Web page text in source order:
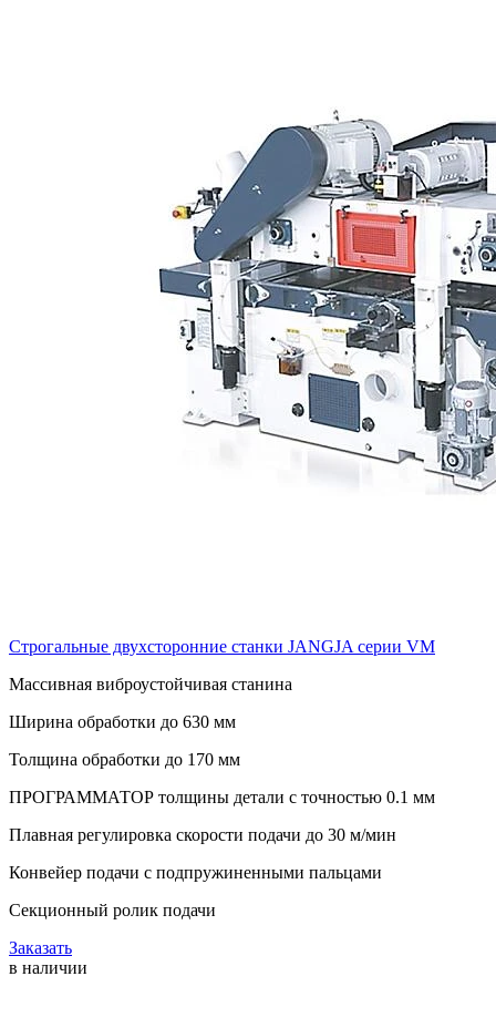
Строгальные двухсторонние станки JANGJA серии VM
Массивная виброустойчивая станина
Ширина обработки до 630 мм
Толщина обработки до 170 мм
ПРОГРАММАТОР толщины детали с точностью 0.1 мм
Плавная регулировка скорости подачи до 30 м/мин
Конвейер подачи с подпружиненными пальцами
Секционный ролик подачи
Заказать
в наличии